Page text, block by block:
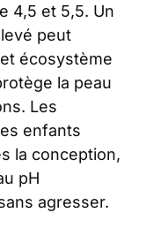
4,5 et 5,5. Un
peut
écosystème
la peau
Les
enfants
la conception,
pH
agresser.